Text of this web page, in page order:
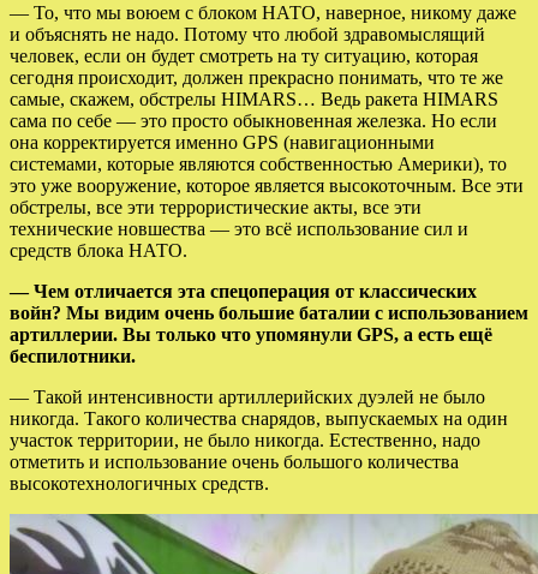
— То, что мы воюем с блоком НАТО, наверное, никому даже
и объяснять не надо. Потому что любой здравомыслящий
человек, если он будет смотреть на ту ситуацию, которая
сегодня происходит, должен прекрасно понимать, что те же
самые, скажем, обстрелы HIMARS… Ведь ракета HIMARS
сама по себе — это просто обыкновенная железка. Но если
она корректируется именно GPS (навигационными
системами, которые являются собственностью Америки), то
это уже вооружение, которое является высокоточным. Все эти
обстрелы, все эти террористические акты, все эти
технические новшества — это всё использование сил и
средств блока НАТО.
— Чем отличается эта спецоперация от классических
войн? Мы видим очень большие баталии с использованием
артиллерии. Вы только что упомянули GPS, а есть ещё
беспилотники.
— Такой интенсивности артиллерийских дуэлей не было
никогда. Такого количества снарядов, выпускаемых на один
участок территории, не было никогда. Естественно, надо
отметить и использование очень большого количества
высокотехнологичных средств.